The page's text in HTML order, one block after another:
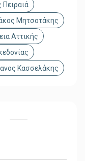
Μητσοτάκης
Αττικής
Κασσελάκης